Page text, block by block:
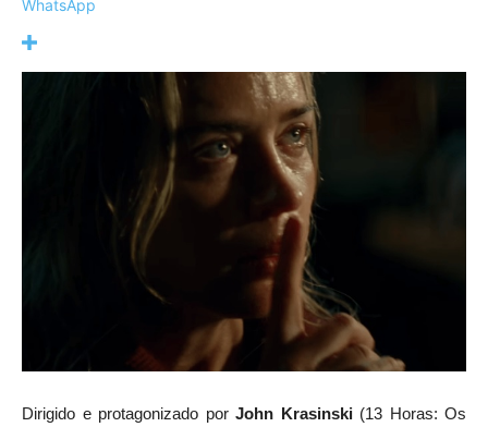
WhatsApp
Dirigido e protagonizado por John Krasinski(13 Horas: Os